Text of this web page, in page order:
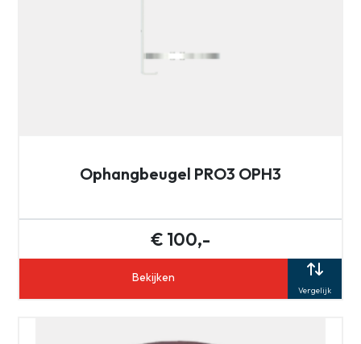
Ophangbeugel PRO3 OPH3
€ 100,-
Bekijken
Vergelijk